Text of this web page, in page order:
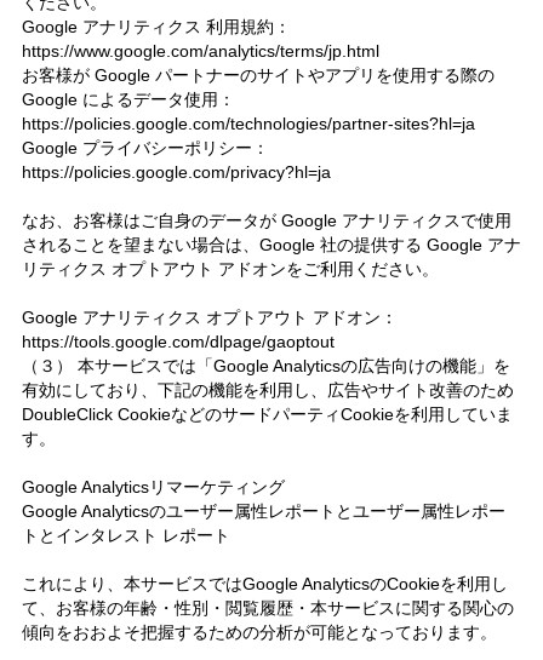
Google アナリティクス 利用規約：
https://www.google.com/analytics/terms/jp.html
お客様が Google パートナーのサイトやアプリを使用する際の
Google によるデータ使用：
https://policies.google.com/technologies/partner-sites?hl=ja
Google プライバシーポリシー：
https://policies.google.com/privacy?hl=ja
なお、お客様はご自身のデータが Google アナリティクスで使用
されることを望まない場合は、Google 社の提供する Google アナ
リティクス オプトアウト アドオンをご利用ください。
Google アナリティクス オプトアウト アドオン：
https://tools.google.com/dlpage/gaoptout
（３） 本サービスでは「Google Analyticsの広告向けの機能」を
有効にしており、下記の機能を利用し、広告やサイト改善のため
DoubleClick CookieなどのサードパーティCookieを利用していま
す。
Google Analyticsリマーケティング
Google Analyticsのユーザー属性レポートとユーザー属性レポー
トとインタレスト レポート
これにより、本サービスではGoogle AnalyticsのCookieを利用し
て、お客様の年齢・性別・閲覧履歴・本サービスに関する関心の
傾向をおおよそ把握するための分析が可能となっております。